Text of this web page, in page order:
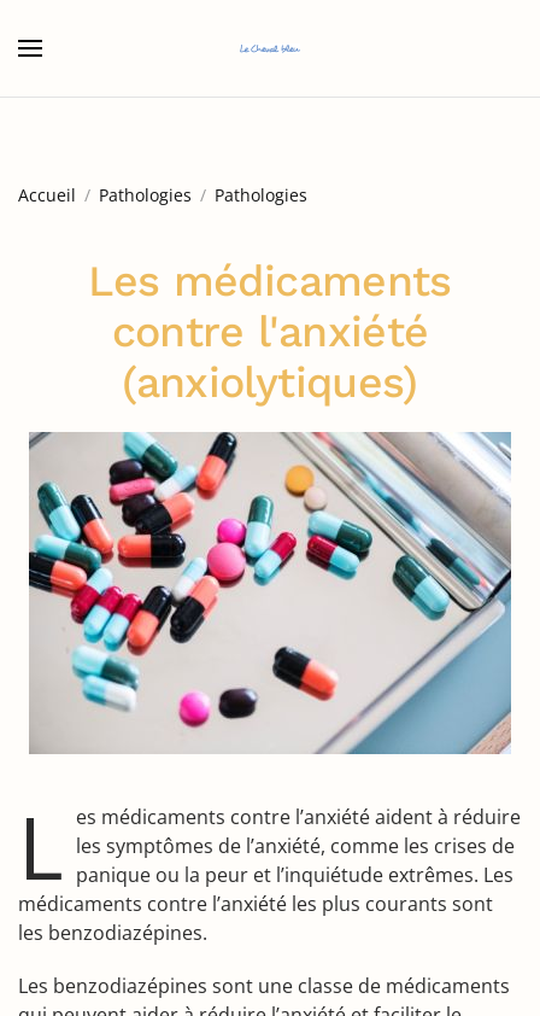
Accueil Pathologies Pathologies
Les médicaments
contre l'anxiété
(anxiolytiques)
L es médicaments contre l’anxiété aident à réduire
les symptômes de l’anxiété, comme les crises de
panique ou la peur et l’inquiétude extrêmes. Les
médicaments contre l’anxiété les plus courants sont
les benzodiazépines.
Les benzodiazépines sont une classe de médicaments